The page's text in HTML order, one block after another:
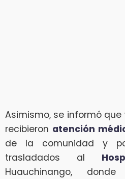
Asimismo, se informó
recibieron atención
de la comunidad y
trasladados al
Huauchinango,